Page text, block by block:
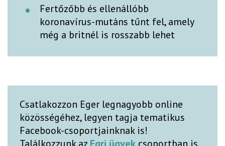
Fertőzőbb és ellenállóbb
koronavírus-mutáns tűnt fel, amely
még a britnél is rosszabb lehet
Csatlakozzon Eger legnagyobb online
közösségéhez, legyen tagja tematikus
Facebook-csoportjainknak is!